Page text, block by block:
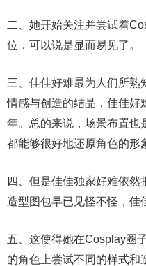
二、她开始关注并尝试着
位，可以说是显而易见了。
三、佳佳好难最为人们所熟
情感与创造的结晶，佳佳好
年。总的来说，场景布置也
都能够很好地还原角色的形
四、但是佳佳独家好难依
造型图包早已见怪不怪，佳
五、这使得她在Cosplay圈
的角色上尝试不同的样式和